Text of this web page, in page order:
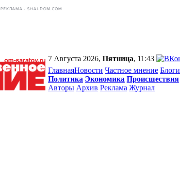
РЕКЛАМА • SHALDOM.COM
7 Августа 2026, Пятница, 11:43
ГлавнаяНовости Частное мнение Блоги
Политика Экономика Происшествия
Авторы Архив Реклама Журнал